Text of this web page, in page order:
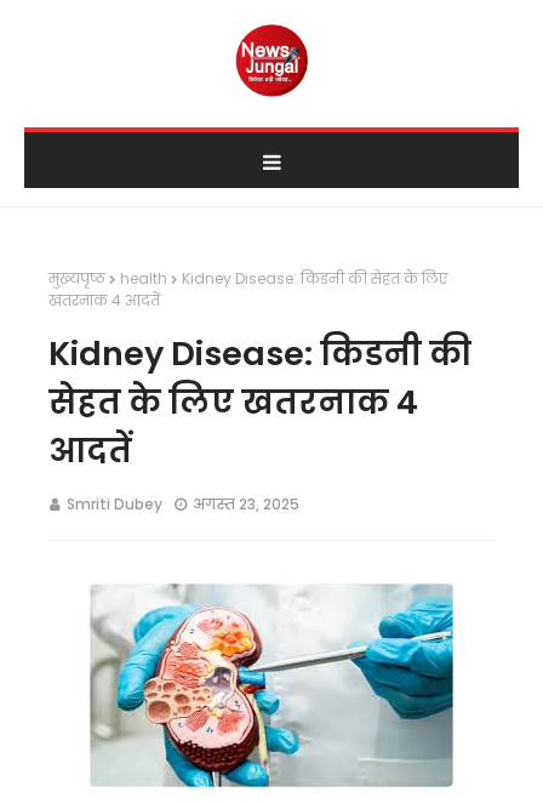
मुख्यपृष्ठ health
Kidney Disease: किडनी की सेहत के लिए
खतरनाक 4 आदतें
Kidney Disease: किडनी की
सेहत के लिए खतरनाक 4
आदतें
Smriti Dubey अगस्त 23, 2025